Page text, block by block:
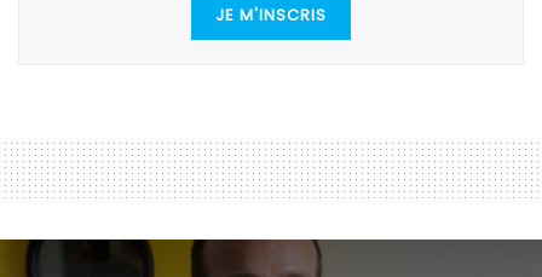
JE M'INSCRIS